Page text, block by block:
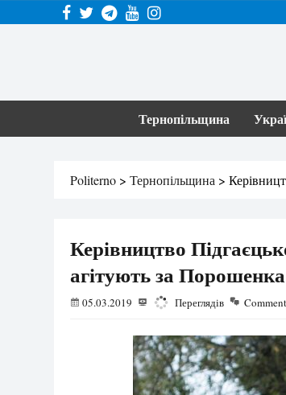
Тернопільщина
Politerno > Тернопільщина >
Керівництво
агітують за Порошенка
05.03.2019 5118 Переглядів